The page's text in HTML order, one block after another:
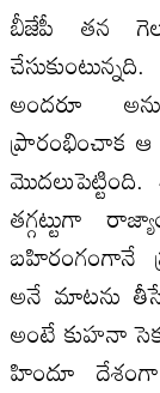
బీజేపీ తన
అందరూ
ప్రారంభించాక ఆ
తగ్గట్టుగా
బహిరంగంగానే
అనే మాటను
అంటే కుహనా
హిందూ